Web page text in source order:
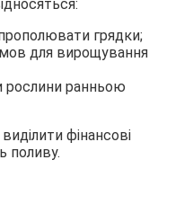
прополювати грядки;
для вирощування
рослини ранньою
фінансові
поливу.